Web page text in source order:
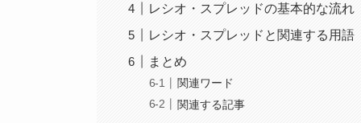
レシオ・スプレッドの基本的な流れ
レシオ・スプレッドと関連する用語
まとめ
関連ワード
関連する記事